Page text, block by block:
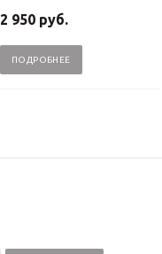
2 950 руб.
ПОДРОБНЕЕ